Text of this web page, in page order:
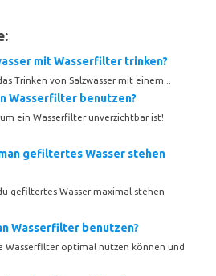
mit Wasserfilter trinken?
Trinken von Salzwasser mit einem...
Wasserfilter benutzen?
ein Wasserfilter unverzichtbar ist!
gefiltertes Wasser stehen
gefiltertes Wasser maximal stehen
Wasserfilter benutzen?
Wasserfilter optimal nutzen können und